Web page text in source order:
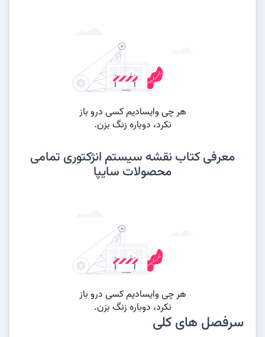
معرفی کتاب نقشه سیستم انژکتوری تمامی
محصولات سایپا
سرفصل های کلی